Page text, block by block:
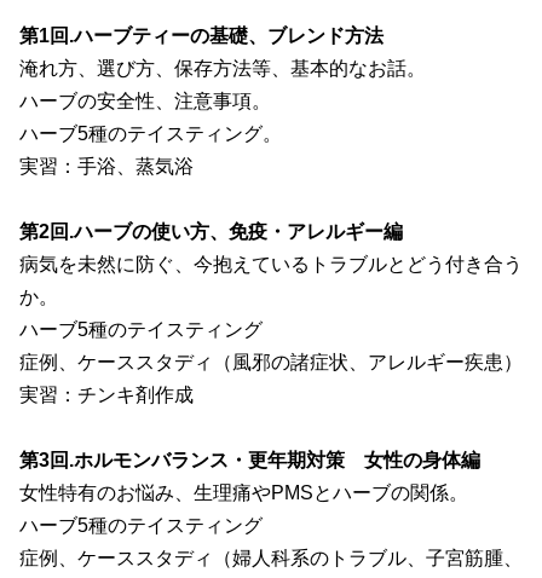
第1回.ハーブティーの基礎、ブレンド方法
淹れ方、選び方、保存方法等、基本的なお話。
ハーブの安全性、注意事項。
ハーブ5種のテイスティング。
実習：手浴、蒸気浴
第2回.ハーブの使い方、免疫・アレルギー編
病気を未然に防ぐ、今抱えているトラブルとどう付き合う
か。
ハーブ5種のテイスティング
症例、ケーススタディ（風邪の諸症状、アレルギー疾患）
実習：チンキ剤作成
第3回.ホルモンバランス・更年期対策 女性の身体編
女性特有のお悩み、生理痛やPMSとハーブの関係。
ハーブ5種のテイスティング
症例、ケーススタディ（婦人科系のトラブル、子宮筋腫、